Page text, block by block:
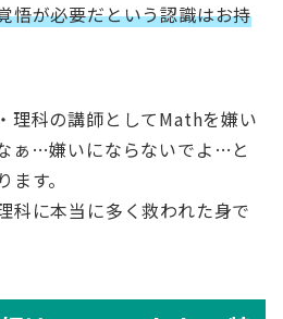
悟が必要だという認識はお持
理科の講師としてMathを嫌い
ぁ…嫌いにならないでよ…と
す。
科に本当に多く救われた身で